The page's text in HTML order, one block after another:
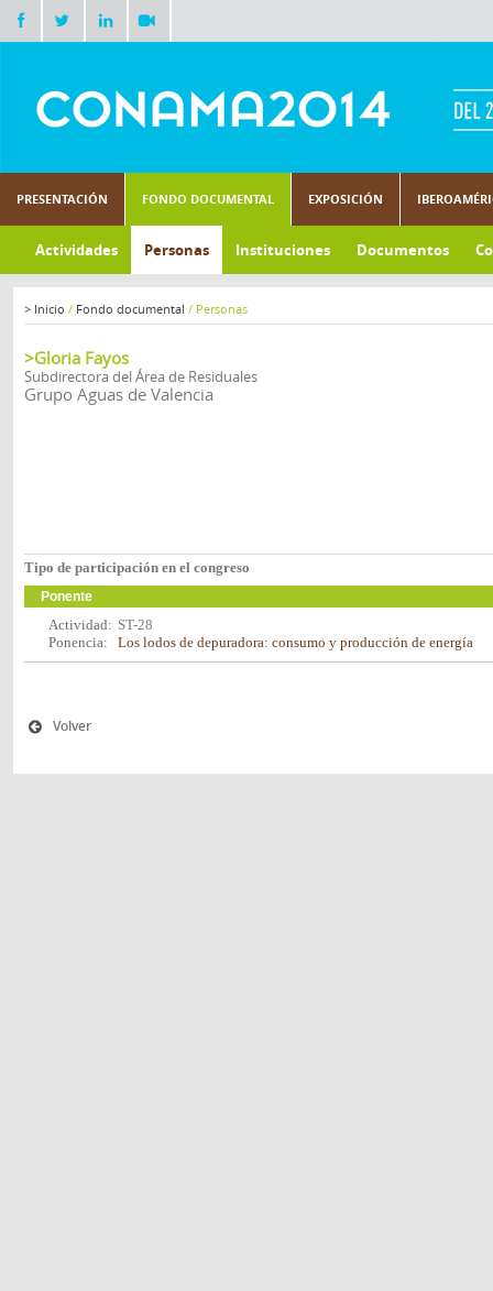
PRESENTACIÓN FONDO DOCUMENTAL EXPOSICIÓN
Actividades Personas Instituciones Documentos
> Inicio / Fondo documental / Personas
>Gloria Fayos
Subdirectora del Área de Residuales
Grupo Aguas de Valencia
Tipo de participación en el congreso
Ponente
Actividad: ST-28
Ponencia:
Los lodos de depuradora: consumo y producción de energía
Volver